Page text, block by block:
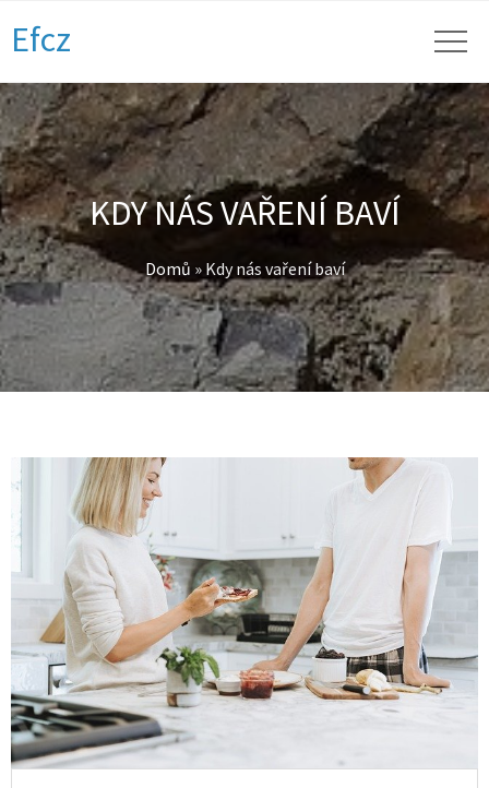
Efcz
KDY NÁS VAŘENÍ BAVÍ
Domů » Kdy nás vaření baví